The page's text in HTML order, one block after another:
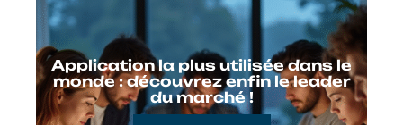
Application la plus utilisée dans le
monde : découvrez enfin le leader
du marché !